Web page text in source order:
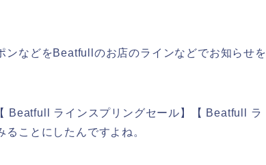
ンなどをBeatfullのお店のラインなどでお知らせを
Beatfull ラインスプリングセール】【 Beatfull ラ
ことにしたんですよね。